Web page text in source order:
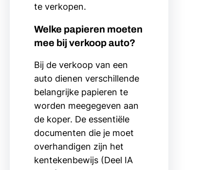
te verkopen.
Welke papieren moeten
mee bij verkoop auto?
Bij de verkoop van een
auto dienen verschillende
belangrijke papieren te
worden meegegeven aan
de koper. De essentiële
documenten die je moet
overhandigen zijn het
kentekenbewijs (Deel IA